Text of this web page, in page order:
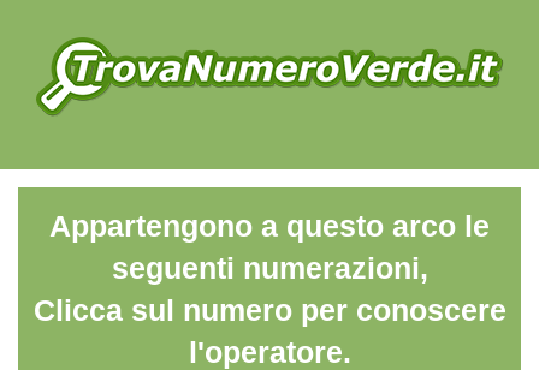
Appartengono a questo arco le
seguenti numerazioni,
Clicca sul numero per conoscere
l'operatore.